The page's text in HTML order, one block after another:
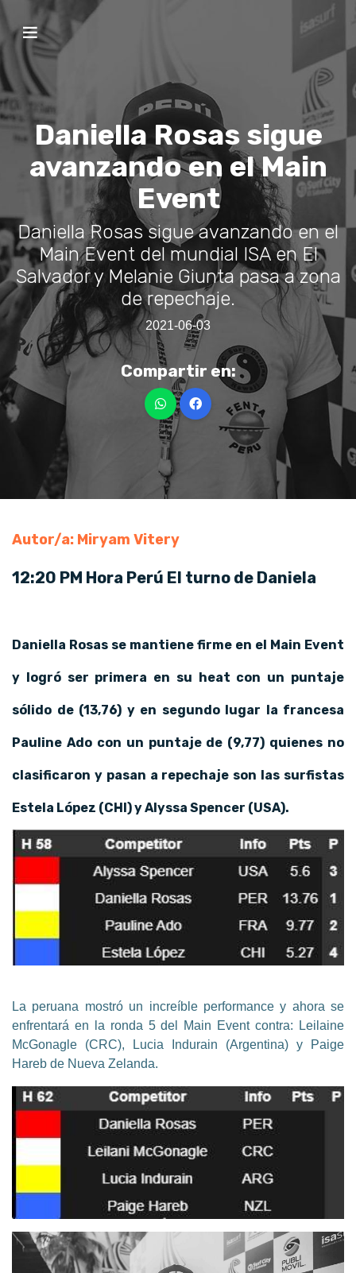
Daniella Rosas sigue
avanzando en el Main
Event
Daniella Rosas sigue avanzando en el
Main Event del mundial ISA en El
Salvador y Melanie Giunta pasa a zona
de repechaje.
2021-06-03
Compartir en:
Autor/a: Miryam Vitery
12:20 PM Hora Perú El turno de Daniela
Daniella Rosas se mantiene firme en el Main Event
y logró ser primera en su heat con un puntaje
sólido de (13,76) y en segundo lugar la francesa
Pauline Ado con un puntaje de (9,77) quienes no
clasificaron y pasan a repechaje son las surfistas
Estela López (CHI) y Alyssa Spencer (USA).
La peruana mostró un increíble performance y ahora se
enfrentará en la ronda 5 del Main Event contra: Leilaine
McGonagle (CRC), Lucia Indurain (Argentina) y Paige
Hareb de Nueva Zelanda.